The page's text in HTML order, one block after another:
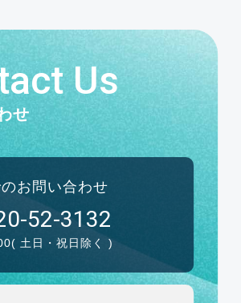
Us
せ
お問い合わせ
52-3132
( 土日・祝日除く )